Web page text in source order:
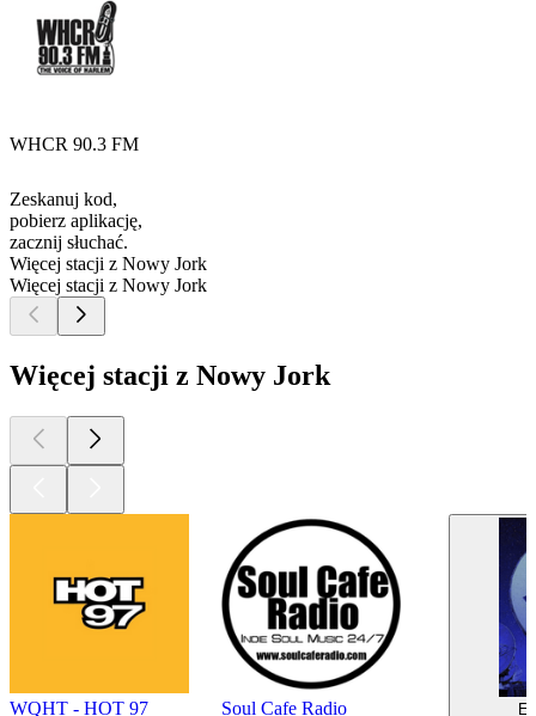
WHCR 90.3 FM
Zeskanuj kod,
pobierz aplikację,
zacznij słuchać.
Więcej stacji z Nowy Jork
Więcej stacji z Nowy Jork
Więcej stacji z Nowy Jork
WQHT - HOT 97 Soul Cafe Radio